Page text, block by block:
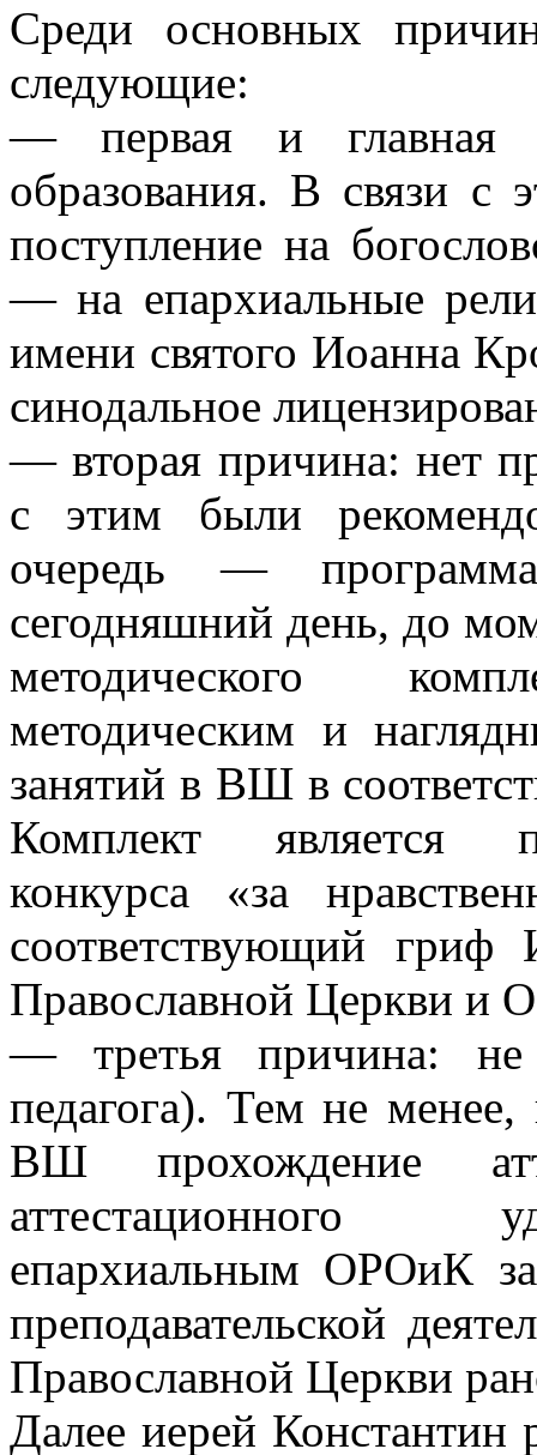
Среди основных
следующие:
— первая и главная
образования. В связи с
поступление на
— на епархиальные
имени святого Иоанна
синодальное
— вторая причина: нет
с этим были
очередь —
сегодняшний день, до
методического
методическим и
занятий в ВШ в
Комплект является
конкурса «за
соответствующий гриф
Православной Церкви и
— третья причина: не
педагога). Тем не
ВШ прохождение
аттестационного
епархиальным ОРОиК
преподавательской
Православной Церкви
Далее иерей Константин